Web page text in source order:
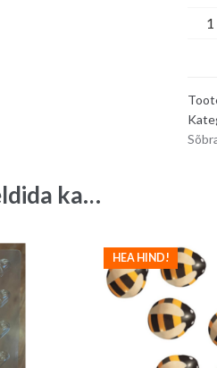
ka…
HEA HIND!